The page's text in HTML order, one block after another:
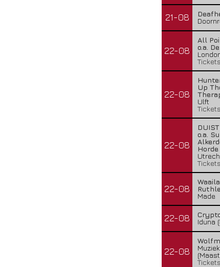
21-08
22-08
All
o.a.
Tickets
22-08
Up
Ulft
Tickets
22-08
o.a.
Horde
Tickets
22-08
Made
22-08
Iduna
22-08
Tickets